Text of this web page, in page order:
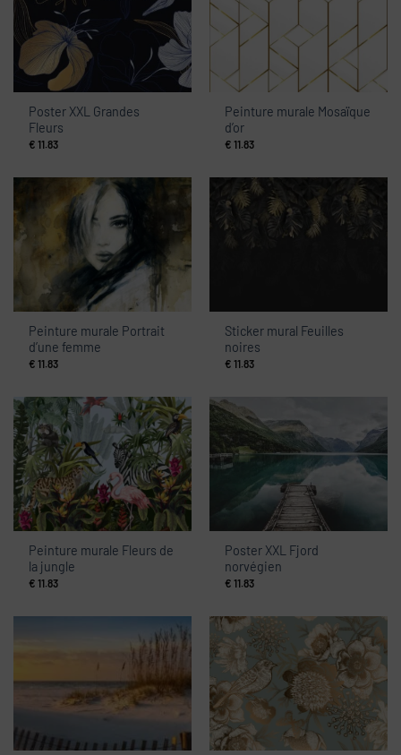
Poster XXL Grandes
Fleurs
€ 11.83
Peinture murale Mosaïque
d’or
€ 11.83
Peinture murale Portrait
d’une femme
€ 11.83
Sticker mural Feuilles
noires
€ 11.83
Peinture murale Fleurs de
la jungle
€ 11.83
Poster XXL Fjord
norvégien
€ 11.83